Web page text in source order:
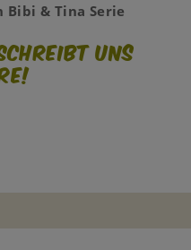
Bibi & Tina Serie
uns